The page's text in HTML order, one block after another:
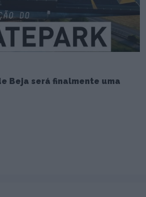
Beja será finalmente uma